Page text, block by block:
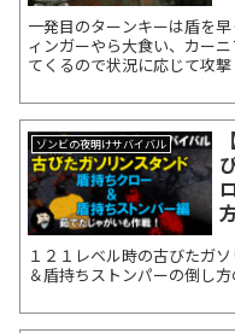
一発目のターンキーは盾を
ィンガーやら大食い、カー
てくるので状況に応じて攻撃
ゾンビの夜明けサバイバル
１２１レベル時の古びたガ
＆盾持ちストンパーの倒し方